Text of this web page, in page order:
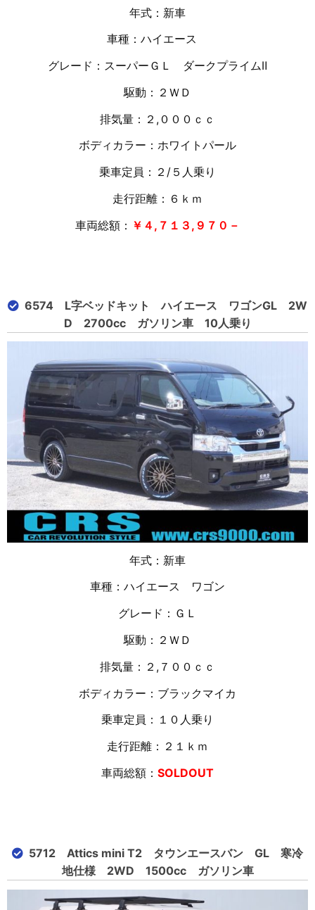
年式：新車
車種：ハイエース
グレード：スーパーＧＬ ダークプライムⅡ
駆動：２ＷＤ
排気量：２,０００ｃｃ
ボディカラー：ホワイトパール
乗車定員：２/５人乗り
走行距離：６ ｋｍ
車両総額： ￥４,７１３,９７０－
6574 L字ベッドキット ハイエース ワゴンGL 2W
D 2700cc ガソリン車 10人乗り
年式：新車
車種：ハイエース ワゴン
グレード：ＧＬ
駆動：２ＷＤ
排気量：２,７００ｃｃ
ボディカラー：ブラックマイカ
乗車定員：１０人乗り
走行距離：２１ ｋｍ
車両総額： SOLDOUT
5712 Attics mini T2 タウンエースバン GL 寒冷
地仕様 2WD 1500cc ガソリン車